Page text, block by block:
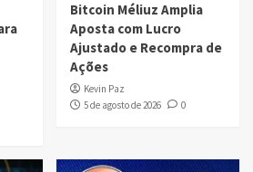
Bitcoin Méliuz Amplia
Aposta com Lucro
Ajustado e Recompra de
Ações
Kevin Paz
5 de agosto de 2026
0